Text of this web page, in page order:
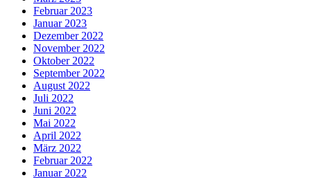
Februar 2023
Januar 2023
Dezember 2022
November 2022
Oktober 2022
September 2022
August 2022
Juli 2022
Juni 2022
Mai 2022
April 2022
März 2022
Februar 2022
Januar 2022